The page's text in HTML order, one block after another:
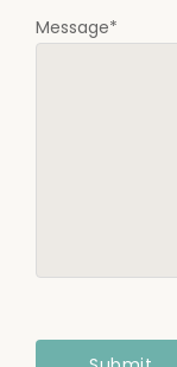
Message*